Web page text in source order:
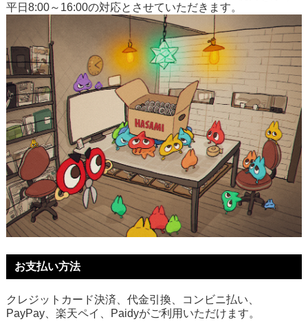
平日8:00～16:00の対応とさせていただきます。
お支払い方法
クレジットカード決済、代金引換、コンビニ払い、
PayPay、楽天ペイ、Paidyがご利用いただけます。